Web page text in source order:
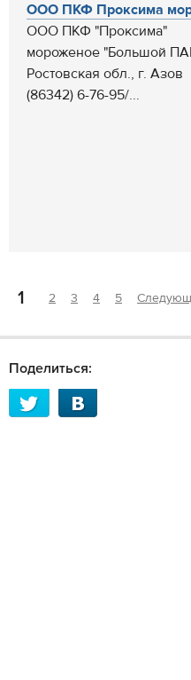
ООО ПКФ Проксима
ООО ПКФ "Проксима"
мороженое "Большой
Ростовская обл., г. Азов
(86342) 6-76-95/...
1 2 3 4 5
Поделиться: